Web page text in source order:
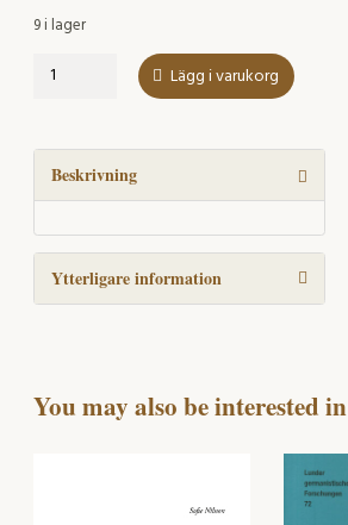
9 i lager
Das
mängd
Lägg i varukorg
Beskrivning
Ytterligare information
You may also be interested in